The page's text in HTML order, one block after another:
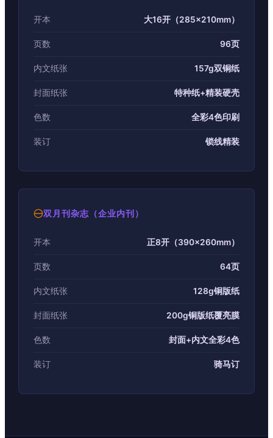
开本 大16开（285×210mm）
页数 96页
内文纸张 157g双铜纸
封面纸张 特种纸+精装硬壳
色数 全彩4色印刷
装订 锁线精装
双月刊杂志（企业内刊）
开本 正8开（390×260mm）
页数 64页
内文纸张 128g铜版纸
封面纸张 200g铜版纸覆亮膜
色数 封面+内文全彩4色
装订 骑马订